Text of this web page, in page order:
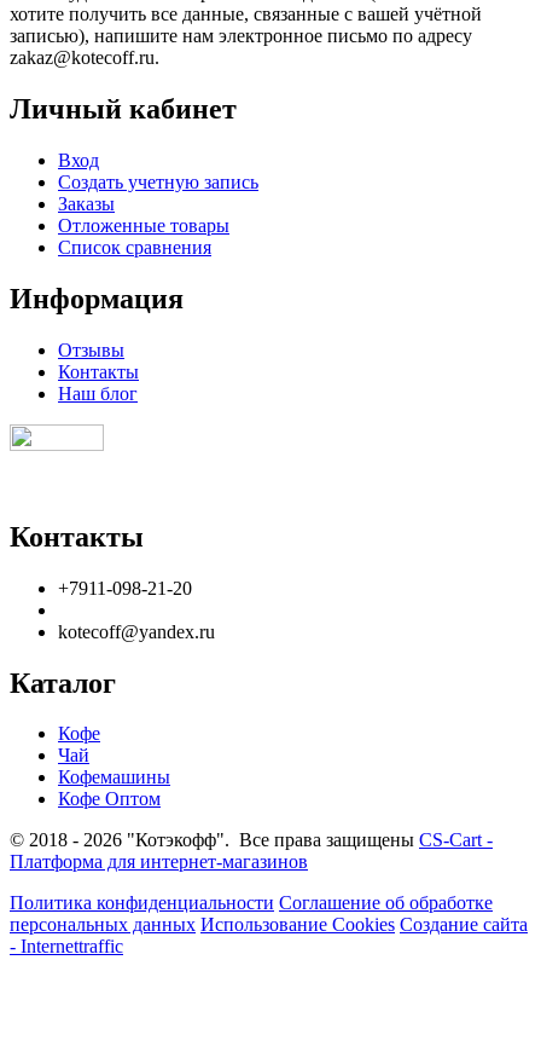
хотите получить все данные, связанные с вашей учётной
записью), напишите нам электронное письмо по адресу
zakaz@kotecoff.ru.
Личный кабинет
Вход
Создать учетную запись
Заказы
Отложенные товары
Список сравнения
Информация
Отзывы
Контакты
Наш блог
Контакты
+7911-098-21-20
kotecoff@yandex.ru
Каталог
Кофе
Чай
Кофемашины
Кофе Оптом
© 2018 - 2026 "Котэкофф". Все права защищены CS-Cart -
Платформа для интернет-магазинов
Политика конфиденциальности Соглашение об обработке
персональных данных Использование Cookies Создание сайта
- Internettraffic